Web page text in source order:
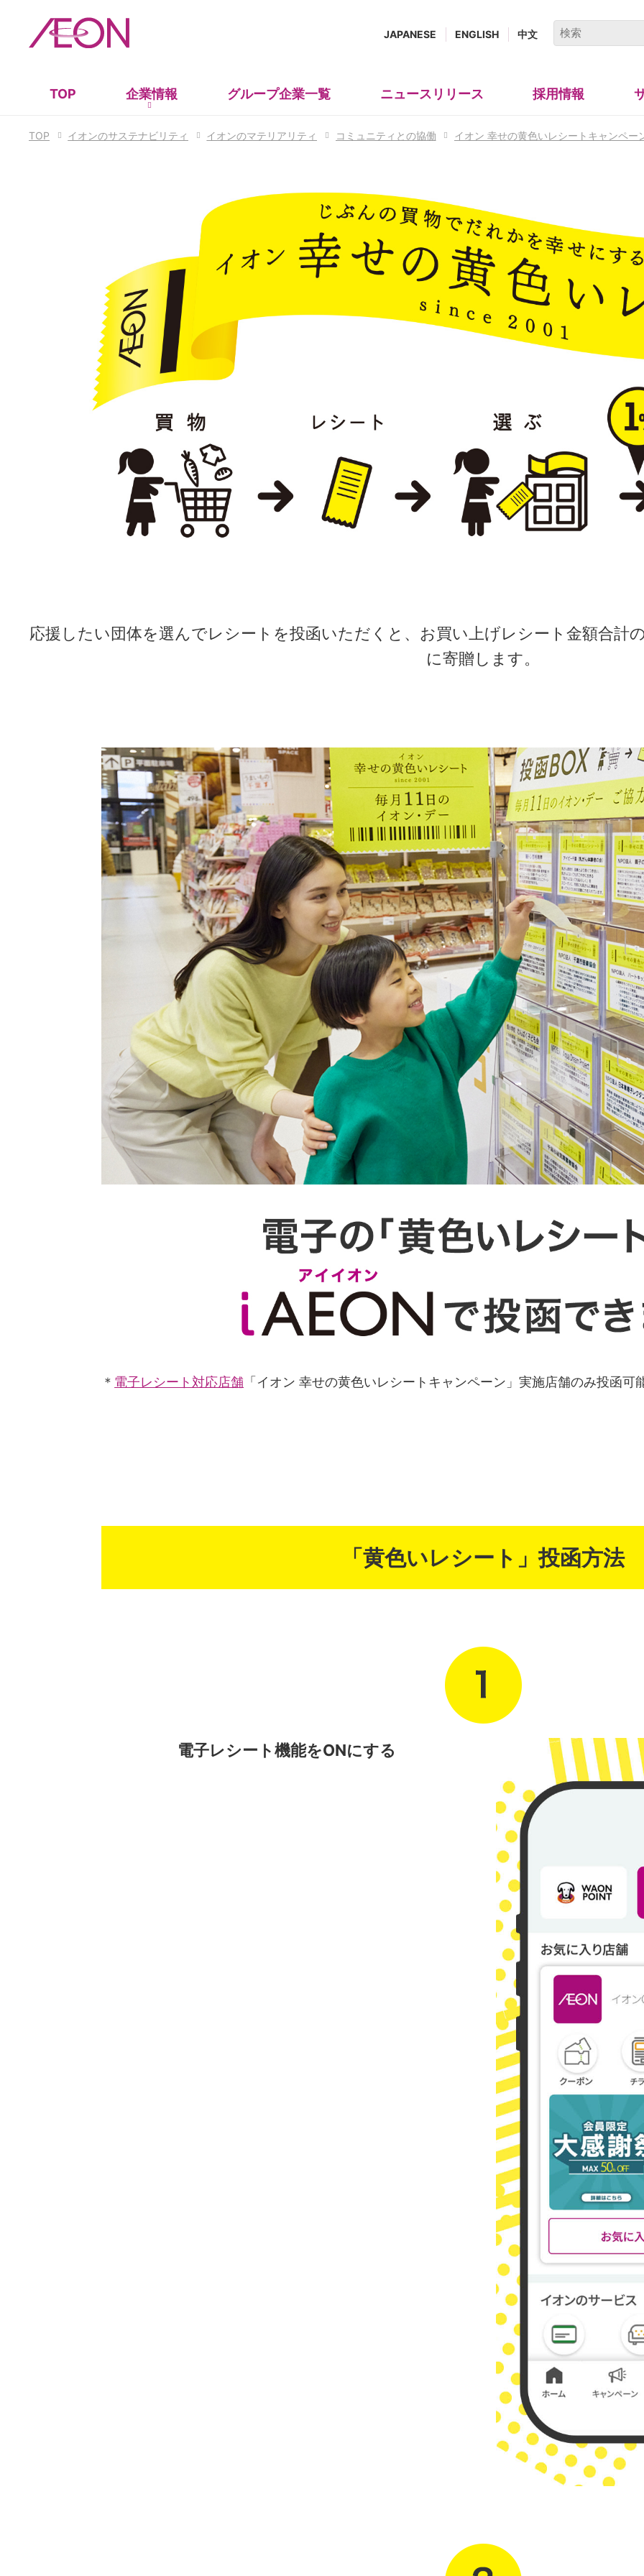
キ
ー
ー
で
TOP 企業情報 グループ企業一覧 ニュースリリース
採用情報
JAPANESE ENGLISH 中文
TOP イオンのサステナビリティ イオンのマテリアリティ コミュニティとの協働 イオン 幸せの黄色いレシートキャンペー
応援したい団体を選んでレシートを投函いただくと、お買い上げレシート金額合計
に寄贈します。
＊ 電子レシート対応店舗 「イオン 幸せの黄色いレシートキャンペーン」実施店舗のみ投函可
「黄色いレシート」投函方法
電子レシート機能をONにする